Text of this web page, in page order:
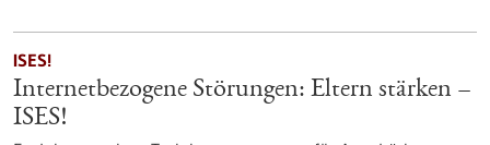
ISES!
Internetbezogene Störungen: Eltern stärken –
ISES!